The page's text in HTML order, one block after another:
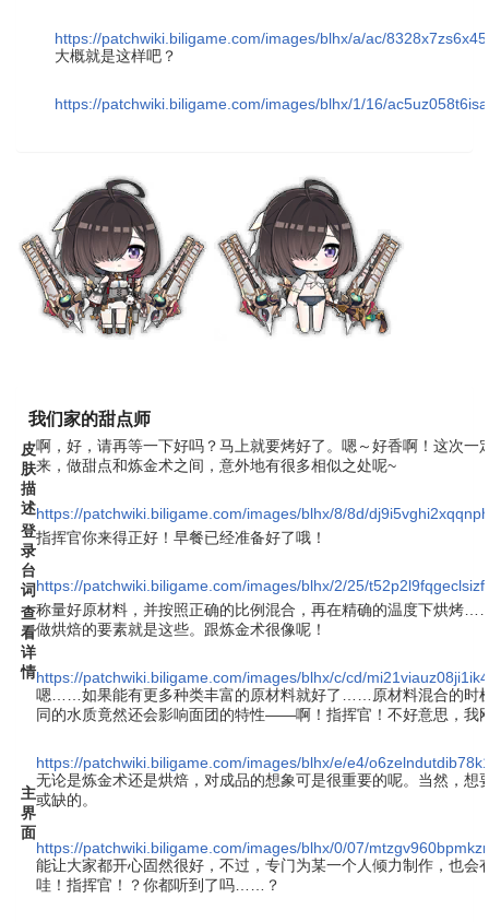
https://patchwiki.biligame.com/images/blhx/a/ac/
大概就是这样吧？
https://patchwiki.biligame.com/images/blhx/1/16/
我们家的甜点师
皮
肤
描
述
啊，好，请再等一下好吗？马上就要烤好了。嗯～好香啊！这次一
来，做甜点和炼金术之间，意外地有很多相似之处呢~
https://patchwiki.biligame.com/images/blhx/8/8d/
登
录
台
词
指挥官你来得正好！早餐已经准备好了哦！
https://patchwiki.biligame.com/images/blhx/2/25/
查
看
详
情
称量好原材料，并按照正确的比例混合，再在精确的温度下烘烤
做烘焙的要素就是这些。跟炼金术很像呢！
https://patchwiki.biligame.com/images/blhx/c/cd/
主
界
面
嗯……如果能有更多种类丰富的原材料就好了……原材料混合的时
同的水质竟然还会影响面团的特性——啊！指挥官！不好意思，
https://patchwiki.biligame.com/images/blhx/e/e4/
无论是炼金术还是烘焙，对成品的想象可是很重要的呢。当然，想
或缺的。
https://patchwiki.biligame.com/images/blhx/0/07/
能让大家都开心固然很好，不过，专门为某一个人倾力制作，也
哇！指挥官！？你都听到了吗……？